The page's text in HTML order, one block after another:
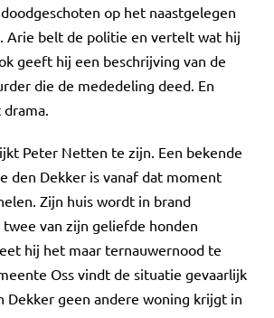
op het naastgelegen
Arie belt de politie en vertelt wat hij
geeft hij een beschrijving van de
die de mededeling deed. En
Peter Netten te zijn. Een bekende
den Dekker is vanaf dat moment
Zijn huis wordt in brand
van zijn geliefde honden
hij het maar ternauwernood te
Oss vindt de situatie gevaarlijk
Dekker geen andere woning krijgt in